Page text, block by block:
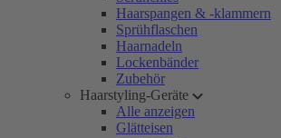
Haarspangen & -klammern
Sprühflaschen
Haarnadeln
Lockenbänder
Zubehör
Haarstyling-Geräte
Alle anzeigen
Glätteisen